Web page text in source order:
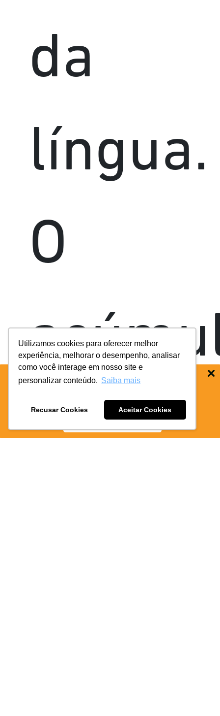
BAIXE O APP COIFE ODONTO:
BAIXE AGORA
Utilizamos cookies para oferecer melhor
experiência, melhorar o desempenho, analisar
como você interage em nosso site e
personalizar conteúdo. Saiba mais
Recusar Cookies Aceitar Cookies
da
língua.
O
de